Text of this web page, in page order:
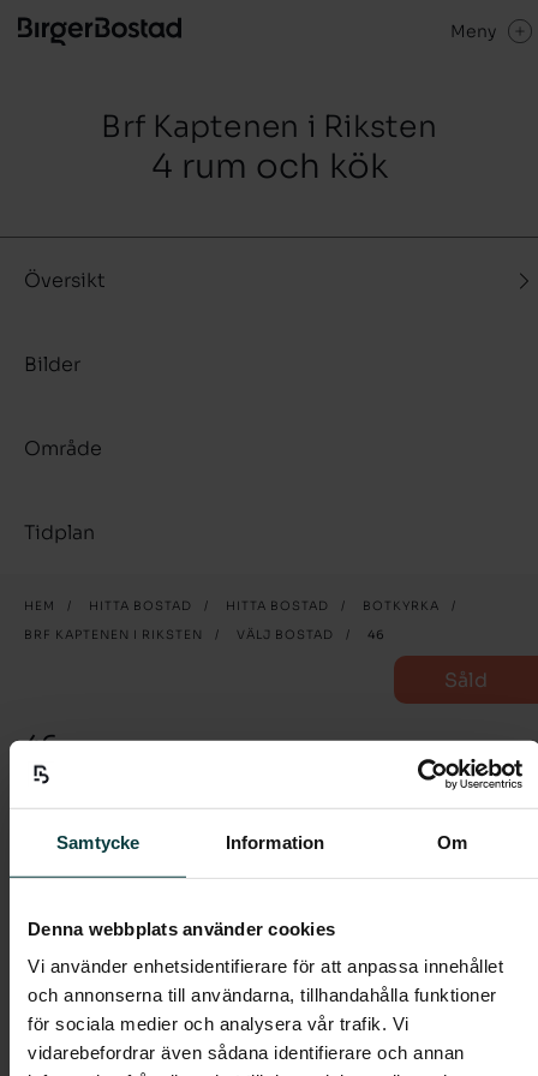
Samtycke Information Om
Denna webbplats använder cookies
Vi använder enhetsidentifierare för att anpassa innehållet
och annonserna till användarna, tillhandahålla funktioner
för sociala medier och analysera vår trafik. Vi
vidarebefordrar även sådana identifierare och annan
Meny
Brf Kaptenen i Riksten
4 rum och kök
Översikt
Bilder
Område
Tidplan
HEM / HITTA BOSTAD / HITTA BOSTAD / BOTKYRKA
/
BRF KAPTENEN I RIKSTEN
/ VÄLJ BOSTAD / 46
Såld
46
4 rum och kök
Välkommen till denna fyra om 82 kvm med
balkong i härligt söderläge.
och en stor garderob som döljer dina ytterkläder med
praktiska skjutdörrar. En av dörrarna har spegelglas.
Hallen tar dig vidare in i det rymliga vardagsrummet i